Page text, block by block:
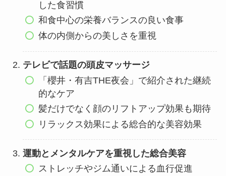
した食習慣
和食中心の栄養バランスの良い食事
体の内側からの美しさを重視
テレビで話題の頭皮マッサージ
「櫻井・有吉THE夜会」で紹介された継続
的なケア
髪だけでなく顔のリフトアップ効果も期待
リラックス効果による総合的な美容効果
運動とメンタルケアを重視した総合美容
ストレッチやジム通いによる血行促進